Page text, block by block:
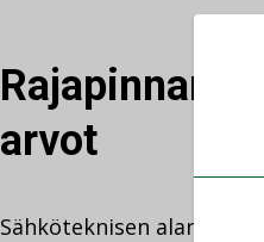
Rajapinnan
arvot
Sähköteknisen alan